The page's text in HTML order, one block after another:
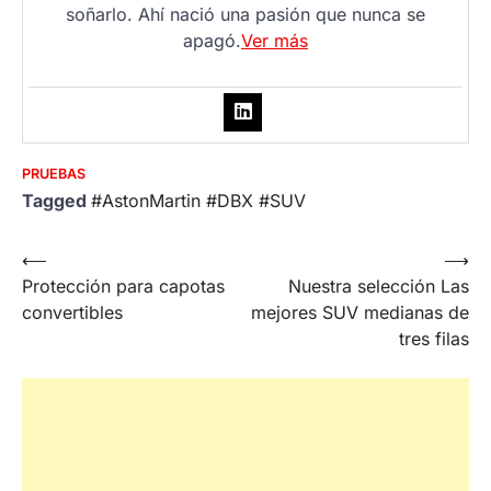
soñarlo. Ahí nació una pasión que nunca se
apagó.Ver más
PRUEBAS
Tagged #AstonMartin #DBX #SUV
Post
navigation
⟵
Protección para capotas
convertibles
Nuestra selección Las
mejores SUV medianas de
tres filas
⟶